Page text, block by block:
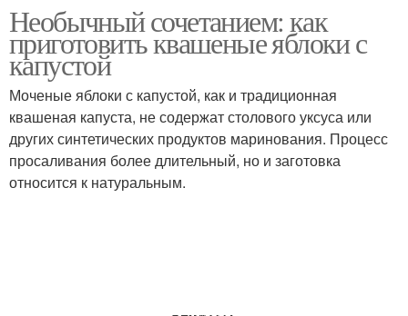
Необычный сочетанием: как
приготовить квашеные яблоки с
капустой
Моченые яблоки с капустой, как и традиционная
квашеная капуста, не содержат столового уксуса или
других синтетических продуктов маринования. Процесс
просаливания более длительный, но и заготовка
относится к натуральным.